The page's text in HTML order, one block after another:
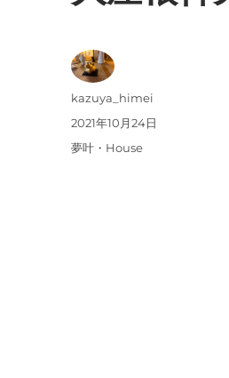
投
稿
kazuya_himei
投
稿
2021年10月24日
カ
夢叶・House